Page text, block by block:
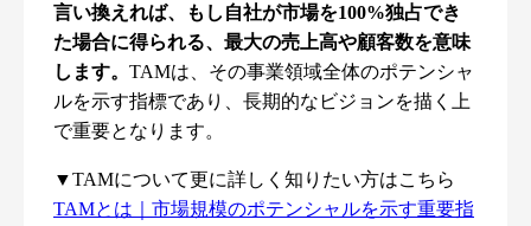
言い換えれば、もし自社が市場を100%独占でき
た場合に得られる、最大の売上高や顧客数を意味
します。 TAMは、その事業領域全体のポテンシャ
ルを示す指標であり、長期的なビジョンを描く上
で重要となります。
▼TAMについて更に詳しく知りたい方はこちら
TAMとは｜市場規模のポテンシャルを示す重要指